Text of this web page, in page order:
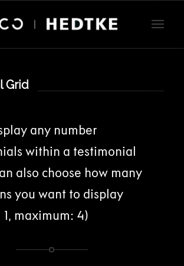
Grid
any number
within a testimonial
also choose how many
you want to display
maximum: 4)